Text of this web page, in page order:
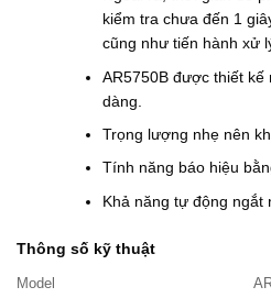
kiểm tra chưa đến 1
cũng như tiến hành xử
AR5750B được thiết kế
dàng.
Trọng lượng nhẹ nên
Tính năng báo hiệu
Khả năng tự động ngắt
Thông số kỹ thuật
Model